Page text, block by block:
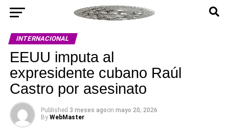
INTERNACIONAL
EEUU imputa al
expresidente cubano Raúl
Castro por asesinato
Published 3 meses agoon mayo 20, 2026
By WebMaster